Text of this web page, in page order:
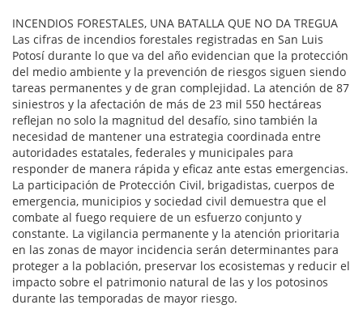
INCENDIOS FORESTALES, UNA BATALLA QUE NO DA TREGUA
Las cifras de incendios forestales registradas en San Luis
Potosí durante lo que va del año evidencian que la protección
del medio ambiente y la prevención de riesgos siguen siendo
tareas permanentes y de gran complejidad. La atención de 87
siniestros y la afectación de más de 23 mil 550 hectáreas
reflejan no solo la magnitud del desafío, sino también la
necesidad de mantener una estrategia coordinada entre
autoridades estatales, federales y municipales para
responder de manera rápida y eficaz ante estas emergencias.
La participación de Protección Civil, brigadistas, cuerpos de
emergencia, municipios y sociedad civil demuestra que el
combate al fuego requiere de un esfuerzo conjunto y
constante. La vigilancia permanente y la atención prioritaria
en las zonas de mayor incidencia serán determinantes para
proteger a la población, preservar los ecosistemas y reducir el
impacto sobre el patrimonio natural de las y los potosinos
durante las temporadas de mayor riesgo.